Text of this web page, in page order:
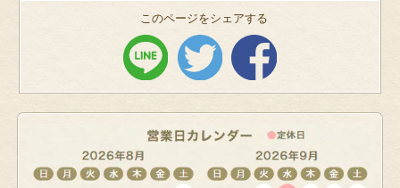
このページをシェアする